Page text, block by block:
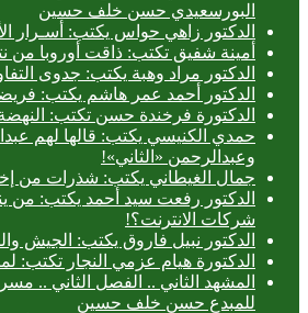
البورسعيدي حسن خلف حسين
الدكتور زاهي حواس يكتب: أسـرار
أمينة شفيق تكتب: ذاقت أوروبا من
الدكتور مراد وهبة يكتب: جدوى
الدكتور أحمد عمر هاشم يكتب:
الدكتورة فرخندة حسن تكتب: النهضة
حمدي الكنيسي يكتب: قالها لهم
وعبدالرحمن «الثاني»!
جمال الغيطاني يكتب: شذرات من
الدكتور رفعت سيد أحمد يكتب: من
شركات الانترنت؟!
الدكتور نبيل فاروق يكتب: الجيش
الدكتورة هيام عزمي النجار تكتب:
المشهد الثاني .. الفصل الثاني ..
للمبدع حسن خلف حسين